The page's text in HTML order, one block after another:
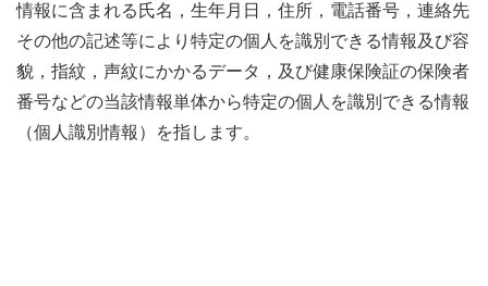
情報に含まれる氏名，生年月日，住所，電話番号，連絡先
その他の記述等により特定の個人を識別できる情報及び容
貌，指紋，声紋にかかるデータ，及び健康保険証の保険者
番号などの当該情報単体から特定の個人を識別できる情報
（個人識別情報）を指します。